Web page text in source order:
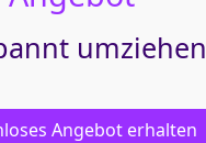
umziehen
Angebot erhalten